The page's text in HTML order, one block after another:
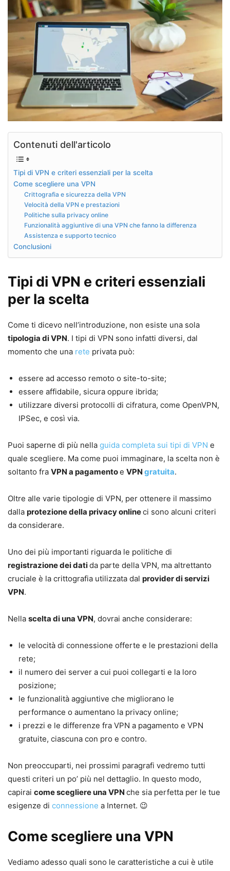
Contenuti dell'articolo
Tipi di VPN e criteri essenziali per la scelta
Come scegliere una VPN
Crittografia e sicurezza della VPN
Velocità della VPN e prestazioni
Politiche sulla privacy online
Funzionalità aggiuntive di una VPN che fanno la differenza
Assistenza e supporto tecnico
Conclusioni
Tipi di VPN e criteri essenziali
per la scelta
Come ti dicevo nell’introduzione, non esiste una sola
tipologia di VPN. I tipi di VPN sono infatti diversi, dal
momento che una rete privata può:
essere ad accesso remoto o site-to-site;
essere affidabile, sicura oppure ibrida;
utilizzare diversi protocolli di cifratura, come OpenVPN,
IPSec, e così via.
Puoi saperne di più nella guida completa sui tipi di VPN e
quale scegliere. Ma come puoi immaginare, la scelta non è
soltanto fra VPN a pagamentoe VPN gratuita.
Oltre alle varie tipologie di VPN, per ottenere il massimo
dalla protezione della privacy onlineci sono alcuni criteri
da considerare.
Uno dei più importanti riguarda le politiche di
registrazione dei datida parte della VPN, ma altrettanto
cruciale è la crittografia utilizzata dal provider di servizi
VPN.
Nella scelta di una VPN, dovrai anche considerare:
le velocità di connessione offerte e le prestazioni della
rete;
il numero dei server a cui puoi collegarti e la loro
posizione;
le funzionalità aggiuntive che migliorano le
performance o aumentano la privacy online;
i prezzi e le differenze fra VPN a pagamento e VPN
gratuite, ciascuna con pro e contro.
Non preoccuparti, nei prossimi paragrafi vedremo tutti
questi criteri un po’ più nel dettaglio. In questo modo,
capirai come scegliere una VPN che sia perfetta per le tue
esigenze di connessione a Internet. 😉
Come scegliere una VPN
Vediamo adesso quali sono le caratteristiche a cui è utile